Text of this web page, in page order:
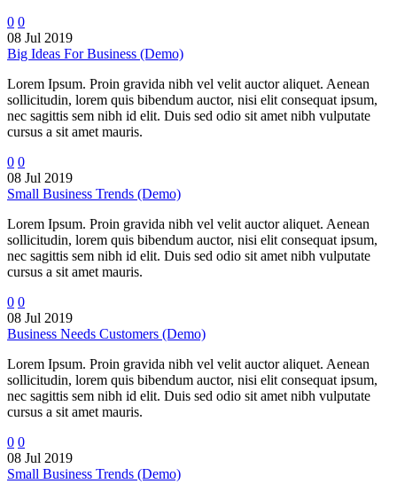
0 0
08 Jul 2019
Big Ideas For Business (Demo)
Lorem Ipsum. Proin gravida nibh vel velit auctor aliquet. Aenean
sollicitudin, lorem quis bibendum auctor, nisi elit consequat ipsum,
nec sagittis sem nibh id elit. Duis sed odio sit amet nibh vulputate
cursus a sit amet mauris.
0 0
08 Jul 2019
Small Business Trends (Demo)
Lorem Ipsum. Proin gravida nibh vel velit auctor aliquet. Aenean
sollicitudin, lorem quis bibendum auctor, nisi elit consequat ipsum,
nec sagittis sem nibh id elit. Duis sed odio sit amet nibh vulputate
cursus a sit amet mauris.
0 0
08 Jul 2019
Business Needs Customers (Demo)
Lorem Ipsum. Proin gravida nibh vel velit auctor aliquet. Aenean
sollicitudin, lorem quis bibendum auctor, nisi elit consequat ipsum,
nec sagittis sem nibh id elit. Duis sed odio sit amet nibh vulputate
cursus a sit amet mauris.
0 0
08 Jul 2019
Small Business Trends (Demo)